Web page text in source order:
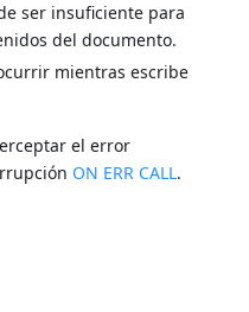
ser insuficiente para
del documento.
mientras escribe
el error
ON ERR CALL.